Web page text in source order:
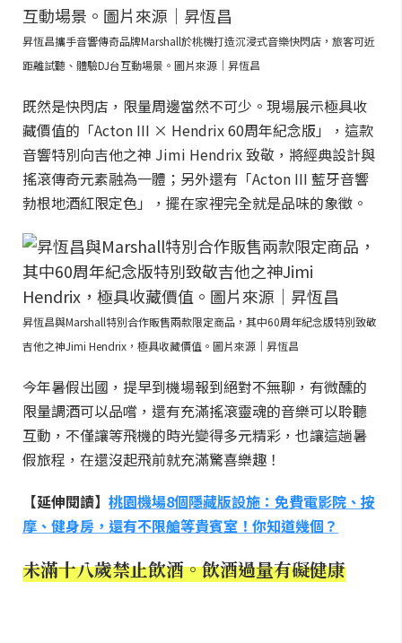
昇恆昌攜手音響傳奇品牌Marshall於桃機打造沉浸式音樂快閃店，旅客可近
距離試聽、體驗DJ台互動場景。圖片來源｜昇恆昌
既然是快閃店，限量周邊當然不可少。現場展示極具收
藏價值的「Acton III × Hendrix 60周年紀念版」，這款
音響特別向吉他之神 Jimi Hendrix 致敬，將經典設計與
搖滾傳奇元素融為一體；另外還有「Acton III 藍牙音響
勃根地酒紅限定色」，擺在家裡完全就是品味的象徵。
昇恆昌與Marshall特別合作販售兩款限定商品，其中60周年紀念版特別致敬
吉他之神Jimi Hendrix，極具收藏價值。圖片來源｜昇恆昌
今年暑假出國，提早到機場報到絕對不無聊，有微醺的
限量調酒可以品嚐，還有充滿搖滾靈魂的音樂可以聆聽
互動，不僅讓等飛機的時光變得多元精彩，也讓這趟暑
假旅程，在還沒起飛前就充滿驚喜樂趣！
【延伸閱讀】 桃園機場8個隱藏版設施：免費電影院、按
摩、健身房，還有不限艙等貴賓室！你知道幾個？
未滿十八歲禁止飲酒。飲酒過量有礙健康